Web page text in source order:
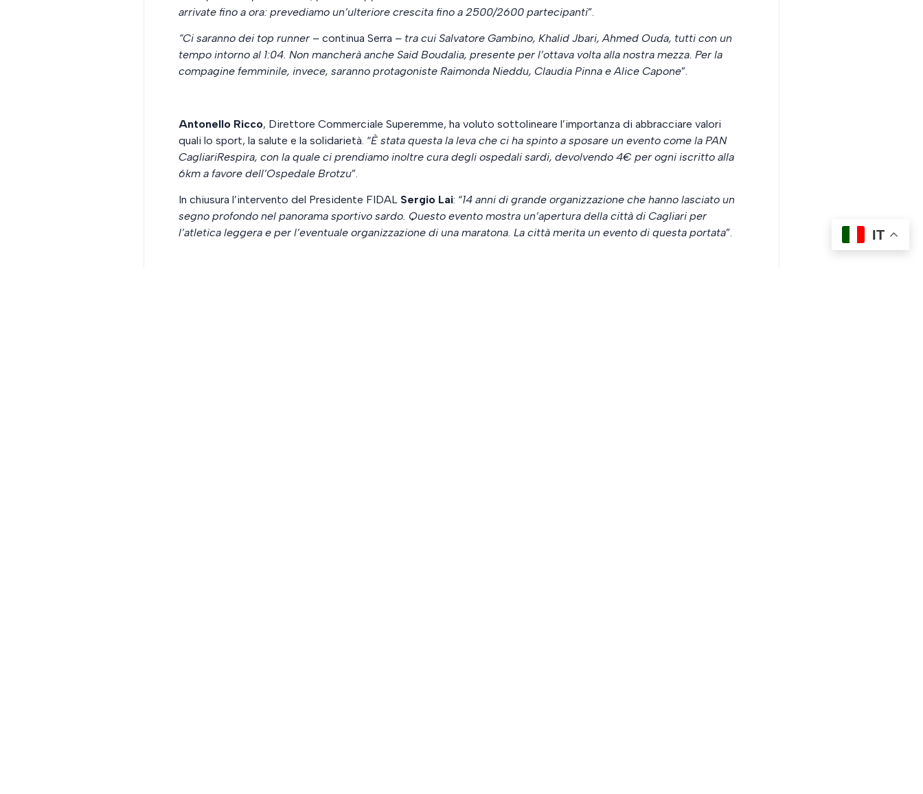
arrivate fino a ora: prevediamo un’ulteriore crescita fino a 2500/2600 partecipanti”.
“Ci saranno dei top runner – continua Serra – tra cui Salvatore Gambino, Khalid Jbari, Ahmed Ouda, tutti con un
tempo intorno al 1:04. Non mancherà anche Said Boudalia, presente per l’ottava volta alla nostra mezza. Per la
compagine femminile, invece, saranno protagoniste Raimonda Nieddu, Claudia Pinna e Alice Capone”.
Antonello Ricco, Direttore Commerciale Superemme, ha voluto sottolineare l’importanza di abbracciare valori
quali lo sport, la salute e la solidarietà. “È stata questa la leva che ci ha spinto a sposare un evento come la PAN
CagliariRespira, con la quale ci prendiamo inoltre cura degli ospedali sardi, devolvendo 4€ per ogni iscritto alla
6km a favore dell’Ospedale Brotzu”.
In chiusura l’intervento del Presidente FIDAL Sergio Lai: “14 anni di grande organizzazione che hanno lasciato un
segno profondo nel panorama sportivo sardo. Questo evento mostra un’apertura della città di Cagliari per
l’atletica leggera e per l’eventuale organizzazione di una maratona. La città merita un evento di questa portata”. IT